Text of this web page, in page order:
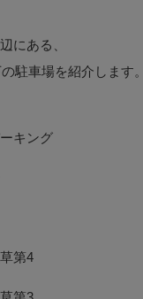
にある、
駐車場を紹介します。
キング
第4